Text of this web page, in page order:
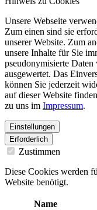
Unsere Webseite
Zum einen sind sie
unserer Website. Zum
unsere Inhalte für Sie
pseudonymisierte Daten
ausgewertet. Das
können Sie jederzeit
auf dieser Website
zu uns im Impressum.
Einstellungen
Erforderlich
Zustimmen
Diese Cookies werden
Website benötigt.
Name